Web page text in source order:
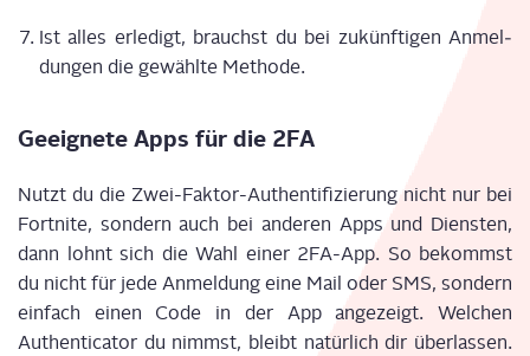
Ist alles erle­digt, brauchst du bei zukünf­ti­gen Anmel­
dun­gen die gewähl­te Metho­de.
Geeig­ne­te Apps für die 2FA
Nutzt du die Zwei-Fak­tor-Authen­ti­fi­zie­rung nicht nur bei
Fort­ni­te, son­dern auch bei ande­ren Apps und Diens­ten,
dann lohnt sich die Wahl einer 2FA-App. So bekommst
du nicht für jede Anmel­dung eine Mail oder SMS, son­dern
ein­fach einen Code in der App ange­zeigt. Wel­chen
Authen­ti­ca­tor du nimmst, bleibt natür­lich dir über­las­sen.